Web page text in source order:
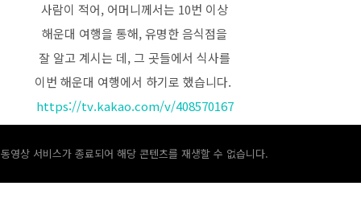
사람이 적어, 어머니께서는 10번 이상
해운대 여행을 통해, 유명한 음식점을
잘 알고 계시는 데, 그 곳들에서 식사를
이번 해운대 여행에서 하기로 했습니다.
https://tv.kakao.com/v/408570167
동영상 서비스가 종료되어 해당 콘텐츠를 재생할 수 없습니다.